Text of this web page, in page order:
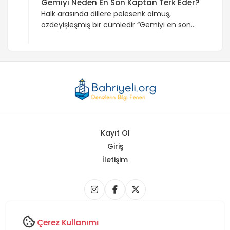
Gemiyi Neden En Son Kaptan Terk Eder?
Halk arasında dillere pelesenk olmuş,
özdeyişleşmiş bir cümledir “Gemiyi en son
zimmetli olan, taşınan yük, değerli belge ve
personel üzerinde birinci derece sorumluluk
taşıyan geminin en kıdemli personelidir. İşte
bu yüzden umutların tükendiği […]
Kayıt Ol
Giriş
İletişim
Copyright © 2026 Bahriyeli.org - Tüm Hakları Saklıdır.
Çerez Kullanımı